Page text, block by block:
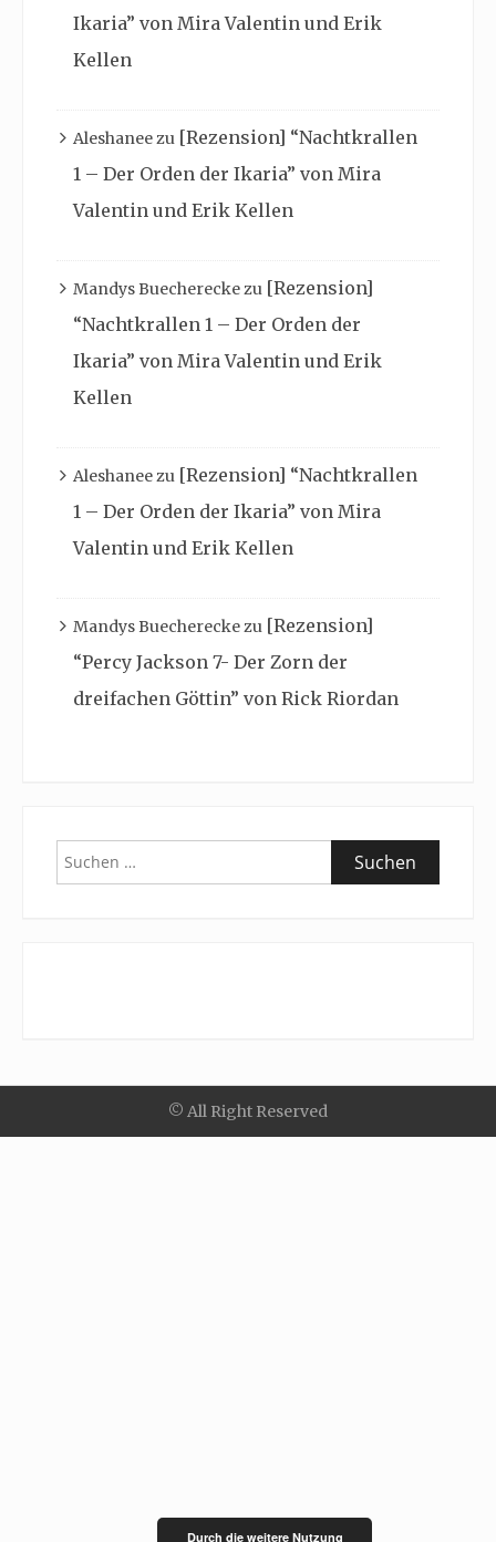
Ikaria” von Mira Valentin und Erik
Kellen
Aleshaneezu [Rezension] “Nachtkrallen
1 – Der Orden der Ikaria” von Mira
Valentin und Erik Kellen
Mandys Buechereckezu [Rezension]
“Nachtkrallen 1 – Der Orden der
Ikaria” von Mira Valentin und Erik
Kellen
Aleshaneezu [Rezension] “Nachtkrallen
1 – Der Orden der Ikaria” von Mira
Valentin und Erik Kellen
Mandys Buechereckezu [Rezension]
“Percy Jackson 7- Der Zorn der
dreifachen Göttin” von Rick Riordan
Suchen
nach:
© All Right Reserved
Durch die weitere Nutzung